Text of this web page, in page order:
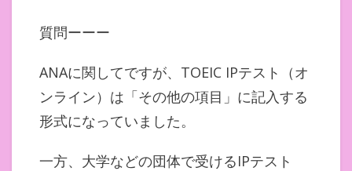
質問ーーー
ANAに関してですが、TOEIC IPテスト（オ
ンライン）は「その他の項目」に記入する
形式になっていました。
一方、大学などの団体で受けるIPテスト